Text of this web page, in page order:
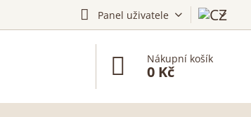
Panel uživatele
Nákupní košík
0 Kč